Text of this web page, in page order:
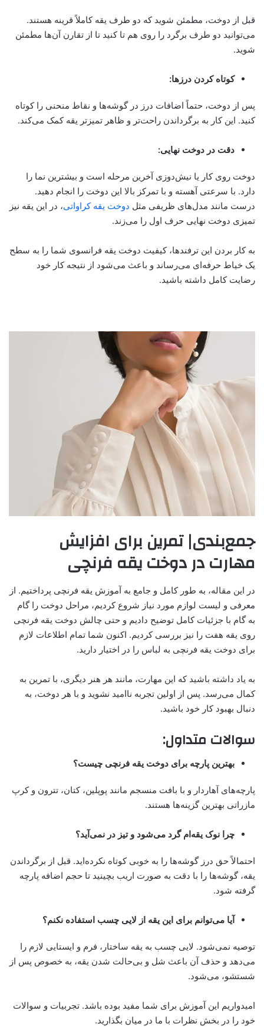
قبل از دوخت، مطمئن شوید که دو طرف یقه کاملاً قرینه هستند.
می‌توانید دو طرف برگرد را روی هم تا کنید تا از تقارن آن‌ها مطمئن
شوید.
کوتاه کردن درزها:
پس از دوخت، حتماً اضافات درز در گوشه‌ها و نقاط منحنی را کوتاه
کنید. این کار به برگرداندن راحت‌تر و ظاهر تمیزتر یقه کمک می‌کند.
دقت در دوخت نهایی:
دوخت روی کار یا نیش‌دوزی آخرین مرحله است و بیشترین نما را
دارد. با سرعتی آهسته و با تمرکز بالا این دوخت را انجام دهید.
درست مانند مدل‌های ظریفی مثل دوخت یقه کراواتی، در این یقه نیز
تمیزی دوخت نهایی حرف اول را می‌زند.
به کار بردن این ترفندها، کیفیت دوخت یقه فرانسوی شما را به سطح
یک خیاط حرفه‌ای می‌رساند و باعث می‌شود از نتیجه کار خود
رضایت کامل داشته باشید.
جمع‌بندی| تمرین برای افزایش
مهارت در دوخت یقه فرنچی
در این مقاله، به طور کامل و جامع به آموزش یقه فرنچی پرداختیم. از
معرفی و لیست لوازم مورد نیاز شروع کردیم، مراحل دوخت را گام
به گام با جزئیات کامل توضیح دادیم و حتی چالش دوخت یقه فرنچی
روی یقه هفت را نیز بررسی کردیم. اکنون شما تمام اطلاعات لازم
برای دوخت یقه فرنچی به لباس را در اختیار دارید.
به یاد داشته باشید که این مهارت، مانند هر هنر دیگری، با تمرین به
کمال می‌رسد. پس از اولین تجربه ناامید نشوید و با هر دوخت، به
دنبال بهبود کار خود باشید.
سوالات متداول:
بهترین پارچه برای دوخت یقه فرنچی چیست؟
پارچه‌های آهاردار و با بافت منسجم مانند پوپلین، کتان، تترون و کرپ
مازراتی بهترین گزینه‌ها هستند.
چرا نوک یقه‌ام گرد می‌شود و تیز در نمی‌آید؟
احتمالاً حق درز گوشه‌ها را به خوبی کوتاه نکرده‌اید. قبل از برگرداندن
یقه، گوشه‌ها را با دقت به صورت اریب بچینید تا حجم اضافه پارچه
گرفته شود.
آیا می‌توانم برای این یقه از لایی چسب استفاده نکنم؟
توصیه نمی‌شود. لایی چسب به یقه ساختار، فرم و ایستایی لازم را
می‌دهد و حذف آن باعث شل و بی‌حالت شدن یقه، به خصوص پس از
شستشو، می‌شود.
امیدواریم این آموزش برای شما مفید بوده باشد. تجربیات و سوالات
خود را در بخش نظرات با ما در میان بگذارید.